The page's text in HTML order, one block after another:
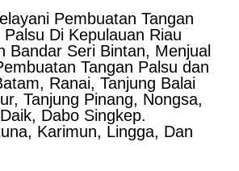
Pembuatan Tangan
Di Kepulauan Riau
Bandar Seri Bintan, Menjual
Tangan Palsu dan
Ranai, Tanjung Balai
Tanjung Pinang, Nongsa,
Dabo Singkep.
Karimun, Lingga, Dan